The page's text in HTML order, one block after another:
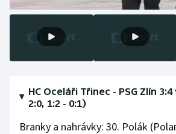
HC Oceláři Třinec - PSG Zlín
2:0, 1:2 - 0:1)
Branky a nahrávky: 30. Polák